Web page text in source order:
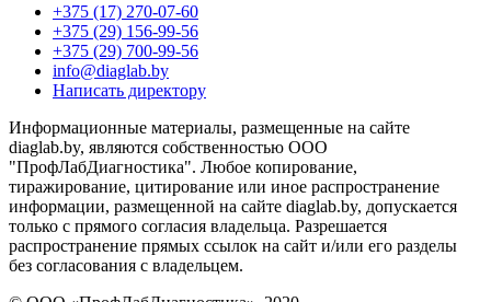
+375 (17) 270-07-60
+375 (29) 156-99-56
+375 (29) 700-99-56
info@diaglab.by
Написать директору
Информационные материалы, размещенные на сайте
diaglab.by, являются собственностью ООО
"ПрофЛабДиагностика". Любое копирование,
тиражирование, цитирование или иное распространение
информации, размещенной на сайте diaglab.by, допускается
только с прямого согласия владельца. Разрешается
распространение прямых ссылок на сайт и/или его разделы
без согласования с владельцем.